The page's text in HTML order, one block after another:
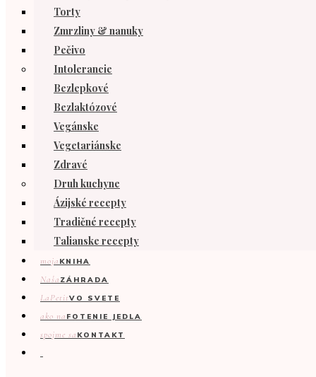
Torty
Zmrzliny & nanuky
Pečivo
Intolerancie
Bezlepkové
Bezlaktózové
Vegánske
Vegetariánske
Zdravé
Druh kuchyne
Ázijské recepty
Tradičné recepty
Talianske recepty
moja KNIHA
Naša ZÁHRADA
LaPetitVO SVETE
ako na FOTENIE JEDLA
spojme sa KONTAKT